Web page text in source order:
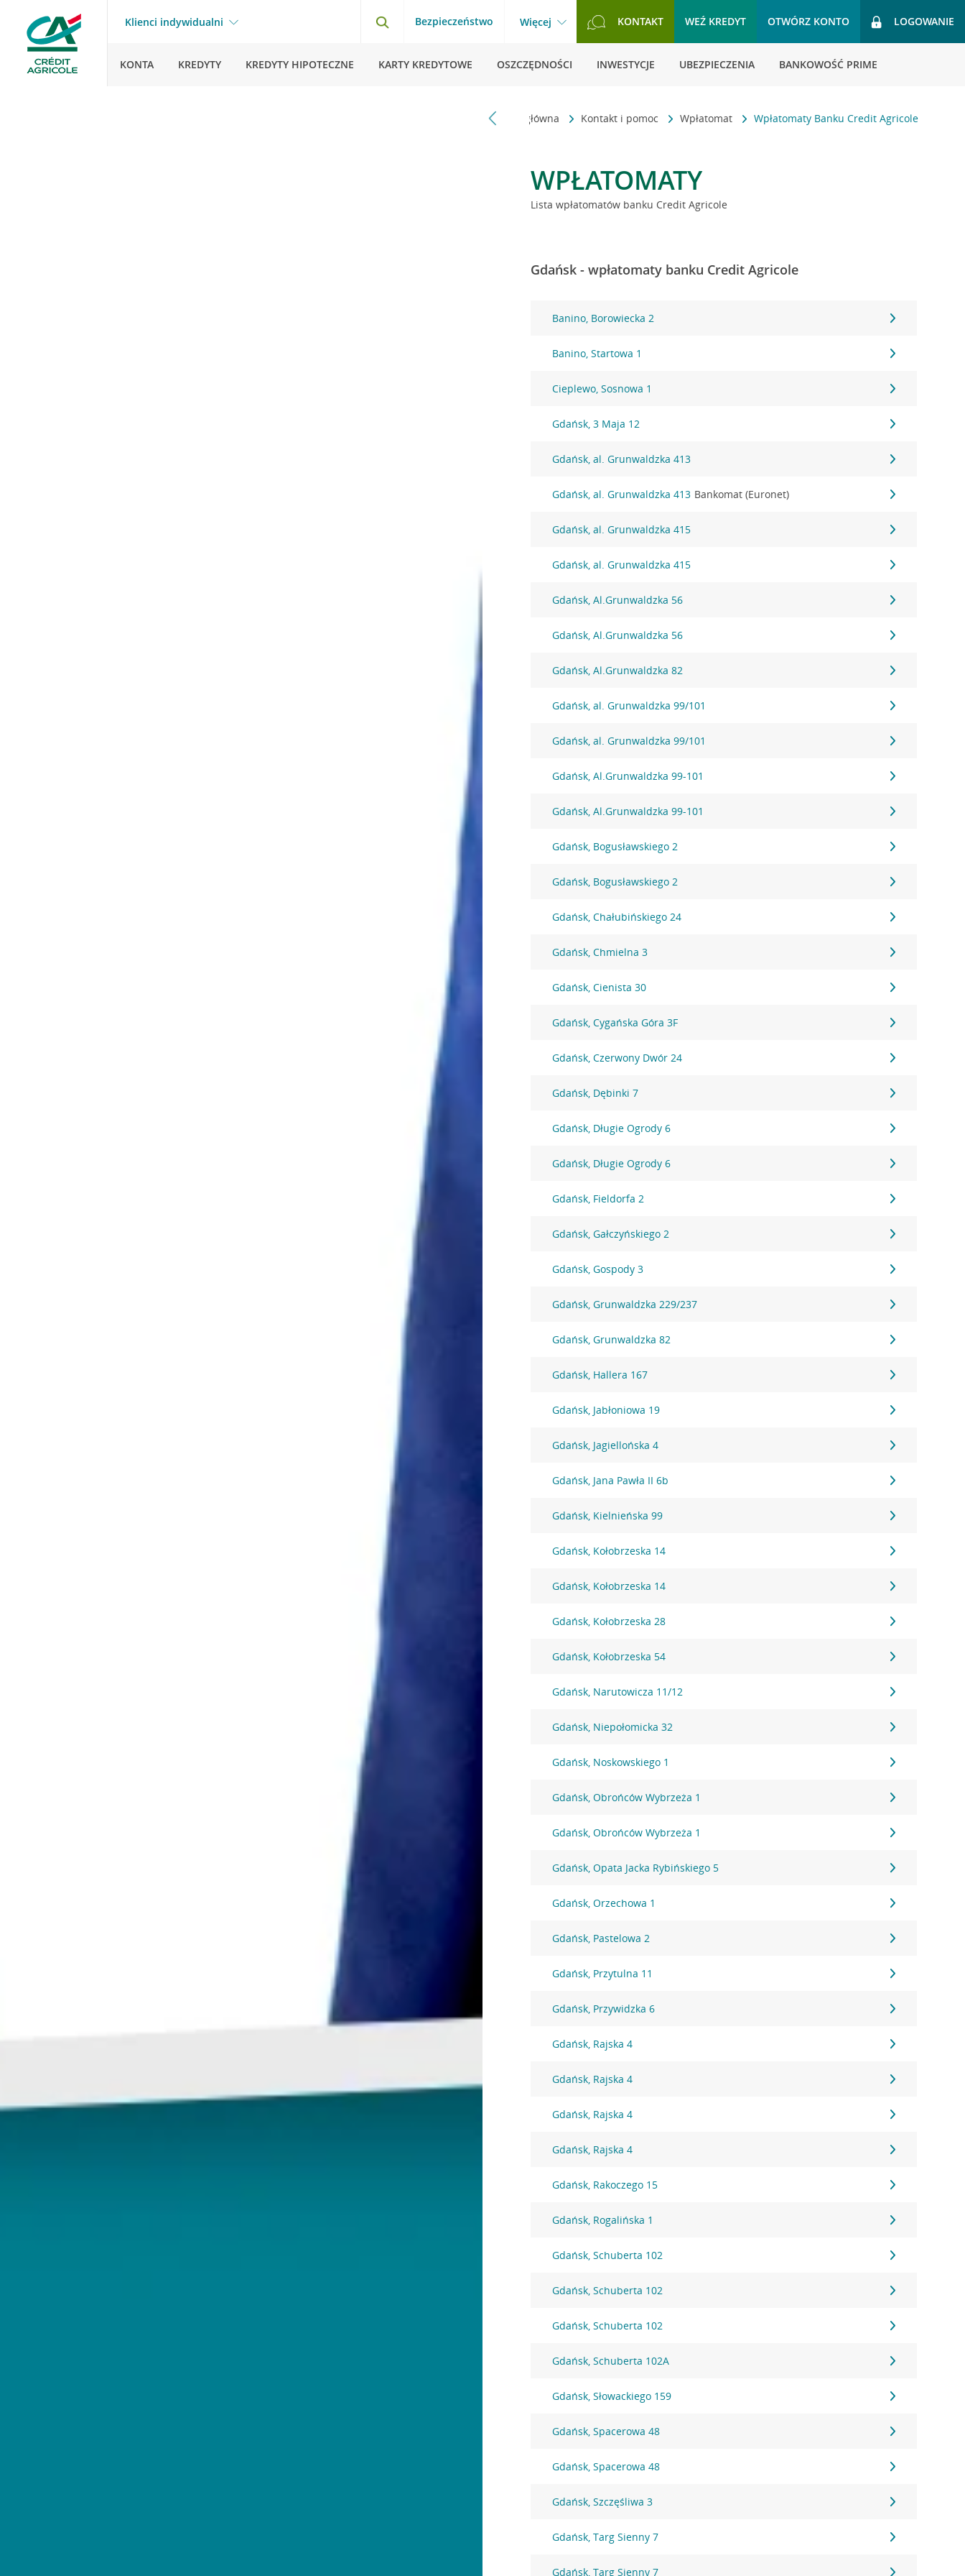
Klienci indywidualni Bezpieczeństwo Więcej KONTAKT WEŹ KREDYT OTWÓRZ KONTO LOGOWANIE
KONTA KREDYTY KREDYTY HIPOTECZNE KARTY KREDYTOWE OSZCZĘDNOŚCI INWESTYCJE UBEZPIECZENIA BANKOWOŚĆ PRIME
Strona główna Kontakt i pomoc Wpłatomat Wpłatomaty Banku Credit Agricole
WPŁATOMATY
Lista wpłatomatów banku Credit Agricole
Gdańsk - wpłatomaty banku Credit Agricole
Banino, Borowiecka 2
Banino, Startowa 1
Cieplewo, Sosnowa 1
Gdańsk, 3 Maja 12
Gdańsk, al. Grunwaldzka 413
Gdańsk, al. Grunwaldzka 413 Bankomat (Euronet)
Gdańsk, al. Grunwaldzka 415
Gdańsk, al. Grunwaldzka 415
Gdańsk, Al.Grunwaldzka 56
Gdańsk, Al.Grunwaldzka 56
Gdańsk, Al.Grunwaldzka 82
Gdańsk, al. Grunwaldzka 99/101
Gdańsk, al. Grunwaldzka 99/101
Gdańsk, Al.Grunwaldzka 99-101
Gdańsk, Al.Grunwaldzka 99-101
Gdańsk, Bogusławskiego 2
Gdańsk, Bogusławskiego 2
Gdańsk, Chałubińskiego 24
Gdańsk, Chmielna 3
Gdańsk, Cienista 30
Gdańsk, Cygańska Góra 3F
Gdańsk, Czerwony Dwór 24
Gdańsk, Dębinki 7
Gdańsk, Długie Ogrody 6
Gdańsk, Długie Ogrody 6
Gdańsk, Fieldorfa 2
Gdańsk, Gałczyńskiego 2
Gdańsk, Gospody 3
Gdańsk, Grunwaldzka 229/237
Gdańsk, Grunwaldzka 82
Gdańsk, Hallera 167
Gdańsk, Jabłoniowa 19
Gdańsk, Jagiellońska 4
Gdańsk, Jana Pawła II 6b
Gdańsk, Kielnieńska 99
Gdańsk, Kołobrzeska 14
Gdańsk, Kołobrzeska 14
Gdańsk, Kołobrzeska 28
Gdańsk, Kołobrzeska 54
Gdańsk, Narutowicza 11/12
Gdańsk, Niepołomicka 32
Gdańsk, Noskowskiego 1
Gdańsk, Obrońców Wybrzeża 1
Gdańsk, Obrońców Wybrzeża 1
Gdańsk, Opata Jacka Rybińskiego 5
Gdańsk, Orzechowa 1
Gdańsk, Pastelowa 2
Gdańsk, Przytulna 11
Gdańsk, Przywidzka 6
Gdańsk, Rajska 4
Gdańsk, Rajska 4
Gdańsk, Rajska 4
Gdańsk, Rajska 4
Gdańsk, Rakoczego 15
Gdańsk, Rogalińska 1
Gdańsk, Schuberta 102
Gdańsk, Schuberta 102
Gdańsk, Schuberta 102
Gdańsk, Schuberta 102A
Gdańsk, Słowackiego 159
Gdańsk, Spacerowa 48
Gdańsk, Spacerowa 48
Gdańsk, Szczęśliwa 3
Gdańsk, Targ Sienny 7
Gdańsk, Targ Sienny 7